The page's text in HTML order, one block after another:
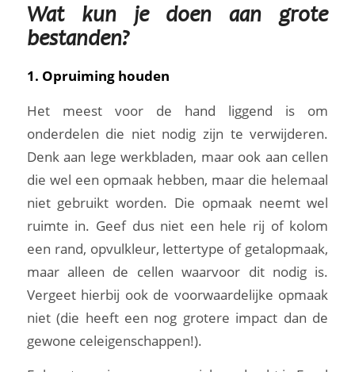
Wat kun je doen aan grote
bestanden?
1. Opruiming houden
Het meest voor de hand liggend is om
onderdelen die niet nodig zijn te verwijderen.
Denk aan lege werkbladen, maar ook aan cellen
die wel een opmaak hebben, maar die helemaal
niet gebruikt worden. Die opmaak neemt wel
ruimte in. Geef dus niet een hele rij of kolom
een rand, opvulkleur, lettertype of getalopmaak,
maar alleen de cellen waarvoor dit nodig is.
Vergeet hierbij ook de voorwaardelijke opmaak
niet (die heeft een nog grotere impact dan de
gewone celeigenschappen!).